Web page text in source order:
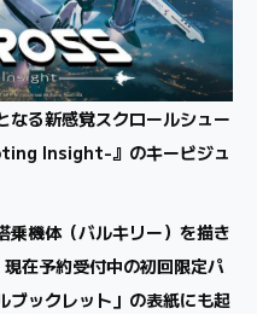
なる新感覚スクロールシュー
Insight-』のキービジュ
乗機体（バルキリー）を描き
在予約受付中の初回限定パ
ブックレット」の表紙にも起